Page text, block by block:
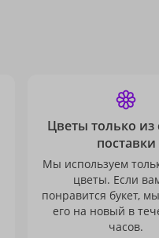
Цветы только из
поставки
Мы используем
цветы. Если
понравится букет,
его на новый в
часов.